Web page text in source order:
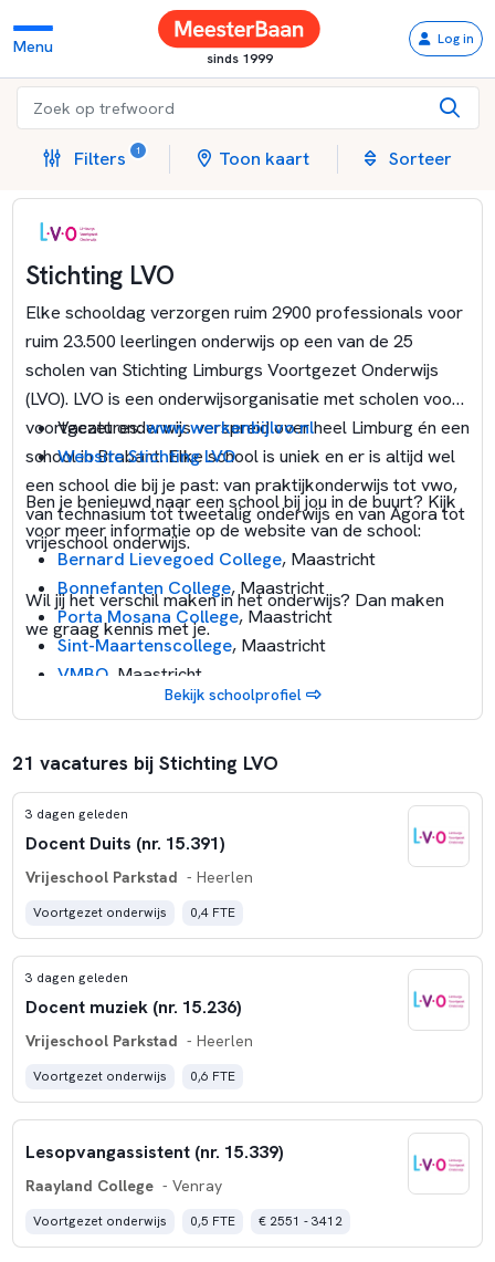
Menu
sinds 1999
Log in
Filters 1 Toon kaart Sorteer
Stichting LVO
Elke schooldag verzorgen ruim 2900 professionals voor
ruim 23.500 leerlingen onderwijs op een van de 25
scholen van Stichting Limburgs Voortgezet Onderwijs
(LVO). LVO is een onderwijsorganisatie met scholen voor
voortgezet onderwijs verspreid over heel Limburg én een
school in Brabant. Elke school is uniek en er is altijd wel
een school die bij je past: van praktijkonderwijs tot vwo,
van technasium tot tweetalig onderwijs en van Agora tot
vrijeschool onderwijs.
Wil jij het verschil maken in het onderwijs? Dan maken
we graag kennis met je.
Meer informatie over werken bij Stichting LVO en al onze
scholen kan je vinden via:
Vacatures:www.werkenbijlvo.nl
Website Stichting LVO
Ben je benieuwd naar een school bij jou in de buurt? Kijk
voor meer informatie op de website van de school:
Bernard Lievegoed College, Maastricht
Bonnefanten College, Maastricht
Porta Mosana College, Maastricht
Sint-Maartenscollege, Maastricht
VMBO, Maastricht
, Maastricht
Novo College, Maastricht
Stella Maris College, Meerssen
Emmacollege
Grotiuscollege, Heerlen
Vrijeschool Parkstad, Heerlen
Sophianum
, Gulpen
Compass, Brunssum
ISK Emma, Brunssum
Broeklandcollege
Sint-Janscollege, Hoensbroek
DaCapo College- EOA, Sittard
DaCapo College , Sittard en Geleen
Graaf Huyn College, Geleen
Het Bouwens, Panningen
Buurtcollege Agora Maas en Peel
, Panningen
Raayland College, Venray
BRAVO! College Cranendonck, Budel
Bekijk schoolprofiel
21 vacatures bij Stichting LVO
3 dagen geleden
Docent Duits (nr. 15.391)
Vrijeschool Parkstad - Heerlen
Voortgezet onderwijs 0,4 FTE
3 dagen geleden
Docent muziek (nr. 15.236)
Vrijeschool Parkstad - Heerlen
Voortgezet onderwijs 0,6 FTE
Lesopvangassistent (nr. 15.339)
Raayland College - Venray
Voortgezet onderwijs 0,5 FTE € 2551 - 3412